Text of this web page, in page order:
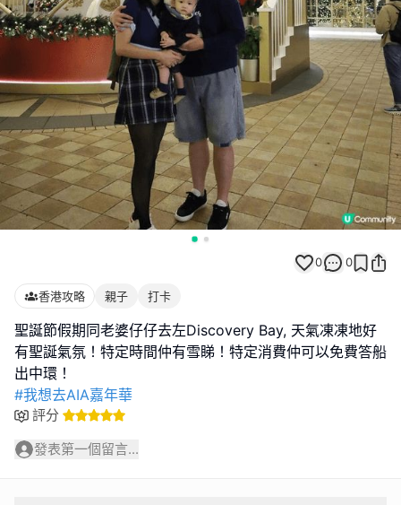
0 0
香港攻略 親子 打卡
聖誕節假期同老婆仔仔去左Discovery Bay, 天氣凍凍地好
有聖誕氣氛！特定時間仲有雪睇！特定消費仲可以免費答船
#我想去AIA嘉年華
評分
發表第一個留言...